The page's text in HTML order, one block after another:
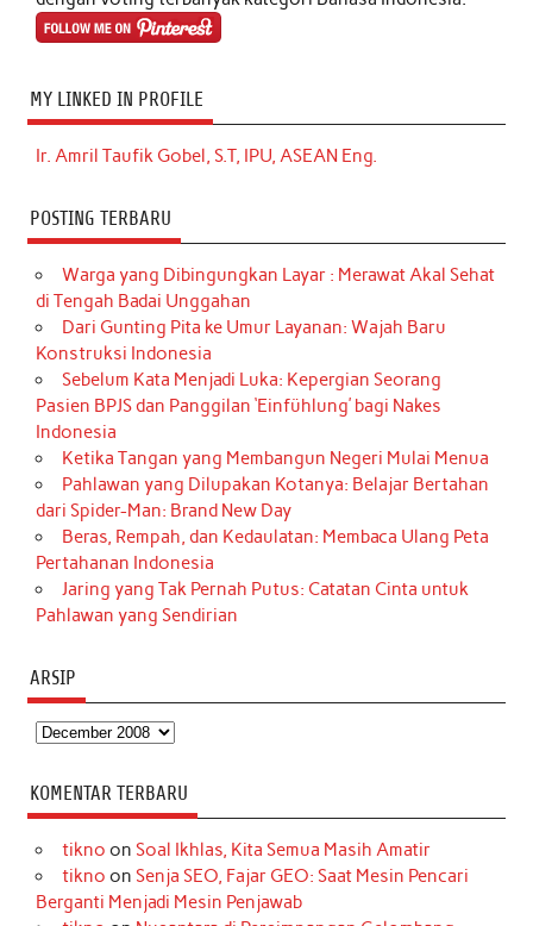
MY LINKED IN PROFILE
Ir. Amril Taufik Gobel, S.T, IPU, ASEAN Eng.
POSTING TERBARU
Warga yang Dibingungkan Layar : Merawat Akal Sehat
di Tengah Badai Unggahan
Dari Gunting Pita ke Umur Layanan: Wajah Baru
Konstruksi Indonesia
Sebelum Kata Menjadi Luka: Kepergian Seorang
Pasien BPJS dan Panggilan ‘Einfühlung’ bagi Nakes
Indonesia
Ketika Tangan yang Membangun Negeri Mulai Menua
Pahlawan yang Dilupakan Kotanya: Belajar Bertahan
dari Spider-Man: Brand New Day
Beras, Rempah, dan Kedaulatan: Membaca Ulang Peta
Pertahanan Indonesia
Jaring yang Tak Pernah Putus: Catatan Cinta untuk
Pahlawan yang Sendirian
ARSIP
Arsip
KOMENTAR TERBARU
tikno on Soal Ikhlas, Kita Semua Masih Amatir
tikno on Senja SEO, Fajar GEO: Saat Mesin Pencari
Berganti Menjadi Mesin Penjawab